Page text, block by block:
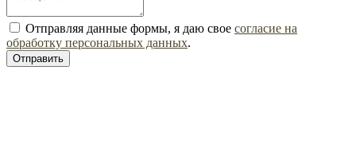
Отправляя данные формы, я даю свое согласие на
обработку персональных данных.
Отправить